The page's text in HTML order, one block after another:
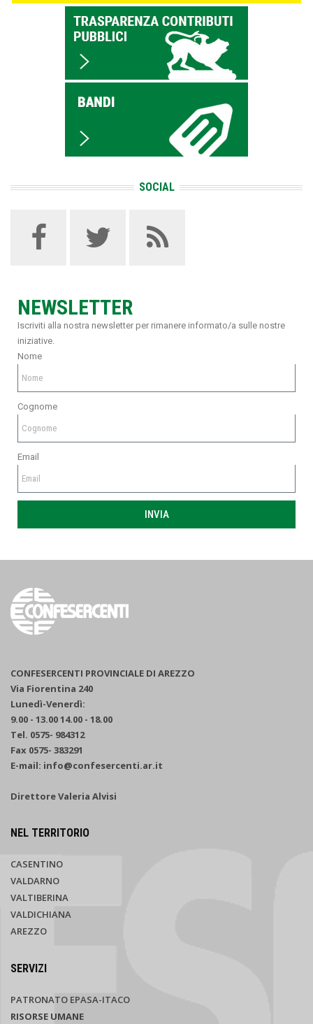
SOCIAL
NEWSLETTER
Iscriviti alla nostra newsletter per rimanere informato/a sulle nostre
iniziative.
Nome
Cognome
Email
INVIA
CONFESERCENTI PROVINCIALE DI AREZZO
Via Fiorentina 240
Lunedì-Venerdì:
9.00 - 13.00 14.00 - 18.00
Tel. 0575- 984312
Fax 0575- 383291
E-mail: info@confesercenti.ar.it
Direttore Valeria Alvisi
NEL TERRITORIO
CASENTINO
VALDARNO
VALTIBERINA
VALDICHIANA
AREZZO
SERVIZI
PATRONATO EPASA-ITACO
RISORSE UMANE